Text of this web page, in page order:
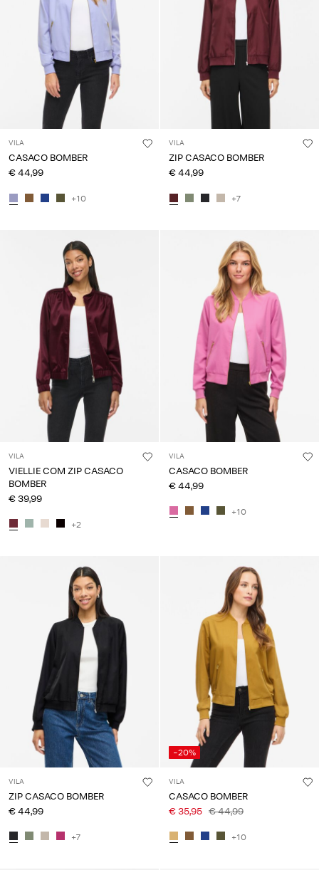
VILA
CASACO BOMBER
€ 44,99
+10
VILA
ZIP CASACO BOMBER
€ 44,99
+7
VILA
VIELLIE COM ZIP CASACO
BOMBER
€ 39,99
+2
VILA
CASACO BOMBER
€ 44,99
+10
VILA
ZIP CASACO BOMBER
€ 44,99
+7
-20%
VILA
CASACO BOMBER
€ 35,95 € 44,99
+10